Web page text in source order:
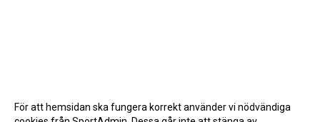
För att hemsidan ska fungera korrekt använder vi nödvändiga